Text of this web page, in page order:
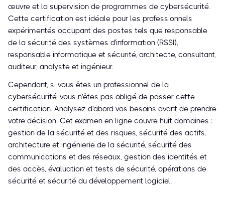
œuvre et la supervision de programmes de cybersécurité.
Cette certification est idéale pour les professionnels
expérimentés occupant des postes tels que responsable
de la sécurité des systèmes d'information (RSSI),
responsable informatique et sécurité, architecte, consultant,
auditeur, analyste et ingénieur.
Cependant, si vous êtes un professionnel de la
cybersécurité, vous n'êtes pas obligé de passer cette
certification. Analysez d'abord vos besoins avant de prendre
votre décision. Cet examen en ligne couvre huit domaines :
gestion de la sécurité et des risques, sécurité des actifs,
architecture et ingénierie de la sécurité, sécurité des
communications et des réseaux, gestion des identités et
des accès, évaluation et tests de sécurité, opérations de
sécurité et sécurité du développement logiciel.